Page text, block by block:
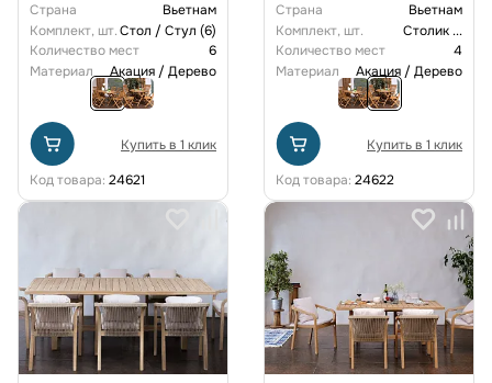
Страна
Вьетнам
Комплект, шт.Стол / Стул (6)
Количество мест
6
Материал
Акация / Дерево
Купить в 1 клик
Код товара: 24621
Страна
Вьетнам
Комплект, шт.
Столик...
Количество мест
4
Материал
Акация / Дерево
Купить в 1 клик
Код товара: 24622